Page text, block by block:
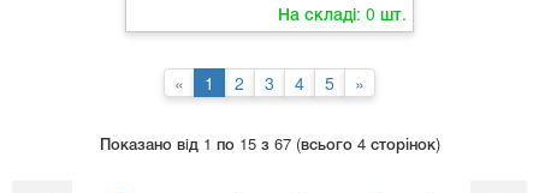
На складі: 0 шт.
« 1 2 3 4 5 »
Показано вiд 1 по 15 з 67 (всього 4 сторінок)